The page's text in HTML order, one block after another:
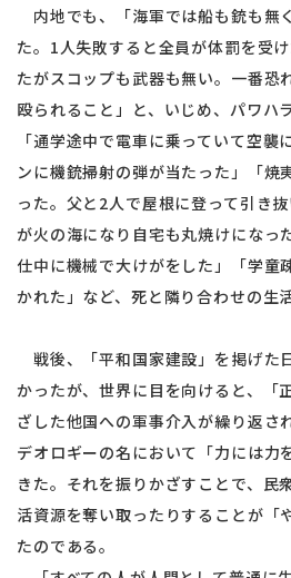
内地でも、「海軍では船も銃も無
た。1人失敗すると全員が体罰を受
たがスコップも武器も無い。一番恐
殴られること」と、いじめ、パワハ
「通学途中で電車に乗っていて空
ンに機銃掃射の弾が当たった」「焼
った。父と2人で屋根に登って引き
が火の海になり自宅も丸焼けになっ
仕中に機械で大けがをした」「学童
かれた」など、死と隣り合わせの生
戦後、「平和国家建設」を掲げた
かったが、世界に目を向けると、「
ざした他国への軍事介入が繰り返さ
デオロギーの名において「力には力
きた。それを振りかざすことで、民
活資源を奪い取ったりすることが「
たのである。